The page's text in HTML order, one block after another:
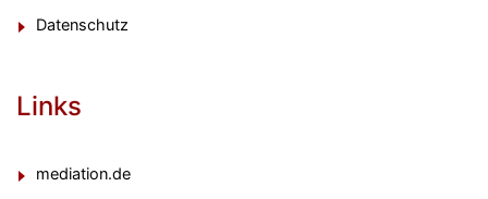
Datenschutz
Links
mediation.de